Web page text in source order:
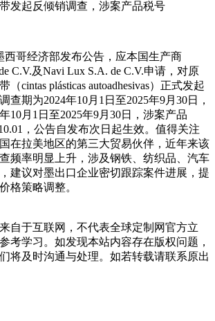
发起反倾销调查，涉案产品税号
西哥经济部发布公告，应本国生产商
C.V.及Navi Lux S.A. de C.V.申请，对原
cintas plásticas autoadhesivas）正式发起
查期为2024年10月1日至2025年9月30日，
10月1日至2025年9月30日，涉案产品
，公告自发布次日起生效。值得关注
在拉美地区的第三大贸易伙伴，近年来该
频率明显上升，涉及钢铁、纺织品、汽车
建议对墨出口企业密切跟踪案件进展，提
格策略调整。
自于互联网，不代表全球定制网官方立
考学习。如发现本站内容存在版权问题，
将及时沟通与处理。如若转载请联系原出